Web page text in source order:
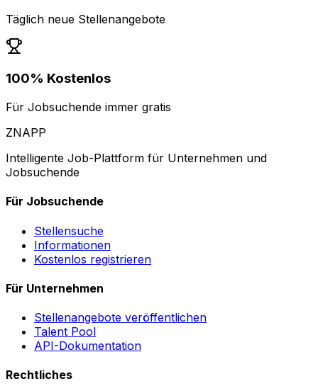
Täglich neue Stellenangebote
100% Kostenlos
Für Jobsuchende immer gratis
ZNAPP
Intelligente Job-Plattform für Unternehmen und
Jobsuchende
Für Jobsuchende
Stellensuche
Informationen
Kostenlos registrieren
Für Unternehmen
Stellenangebote veröffentlichen
Talent Pool
API-Dokumentation
Rechtliches